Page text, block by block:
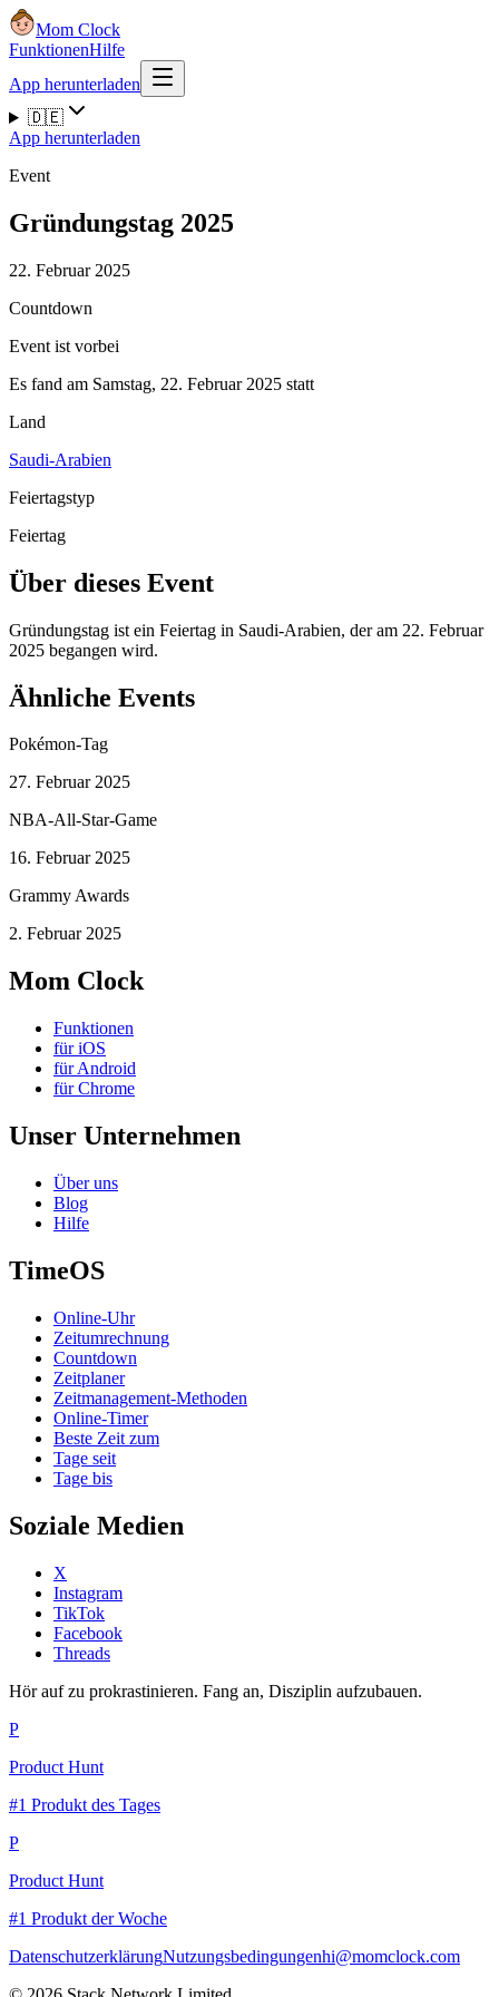
Mom Clock
FunktionenHilfe
App herunterladen
🇩🇪
App herunterladen
Event
Gründungstag 2025
22. Februar 2025
Countdown
Event ist vorbei
Es fand am Samstag, 22. Februar 2025 statt
Land
Saudi-Arabien
Feiertagstyp
Feiertag
Über dieses Event
Gründungstag ist ein Feiertag in Saudi-Arabien, der am 22. Februar
2025 begangen wird.
Ähnliche Events
Pokémon-Tag
27. Februar 2025
NBA-All-Star-Game
16. Februar 2025
Grammy Awards
2. Februar 2025
Mom Clock
Funktionen
für iOS
für Android
für Chrome
Unser Unternehmen
Über uns
Blog
Hilfe
TimeOS
Online-Uhr
Zeitumrechnung
Countdown
Zeitplaner
Zeitmanagement-Methoden
Online-Timer
Beste Zeit zum
Tage seit
Tage bis
Soziale Medien
X
Instagram
TikTok
Facebook
Threads
Hör auf zu prokrastinieren. Fang an, Disziplin aufzubauen.
P
Product Hunt
#1 Produkt des Tages
P
Product Hunt
#1 Produkt der Woche
DatenschutzerklärungNutzungsbedingungenhi@momclock.com